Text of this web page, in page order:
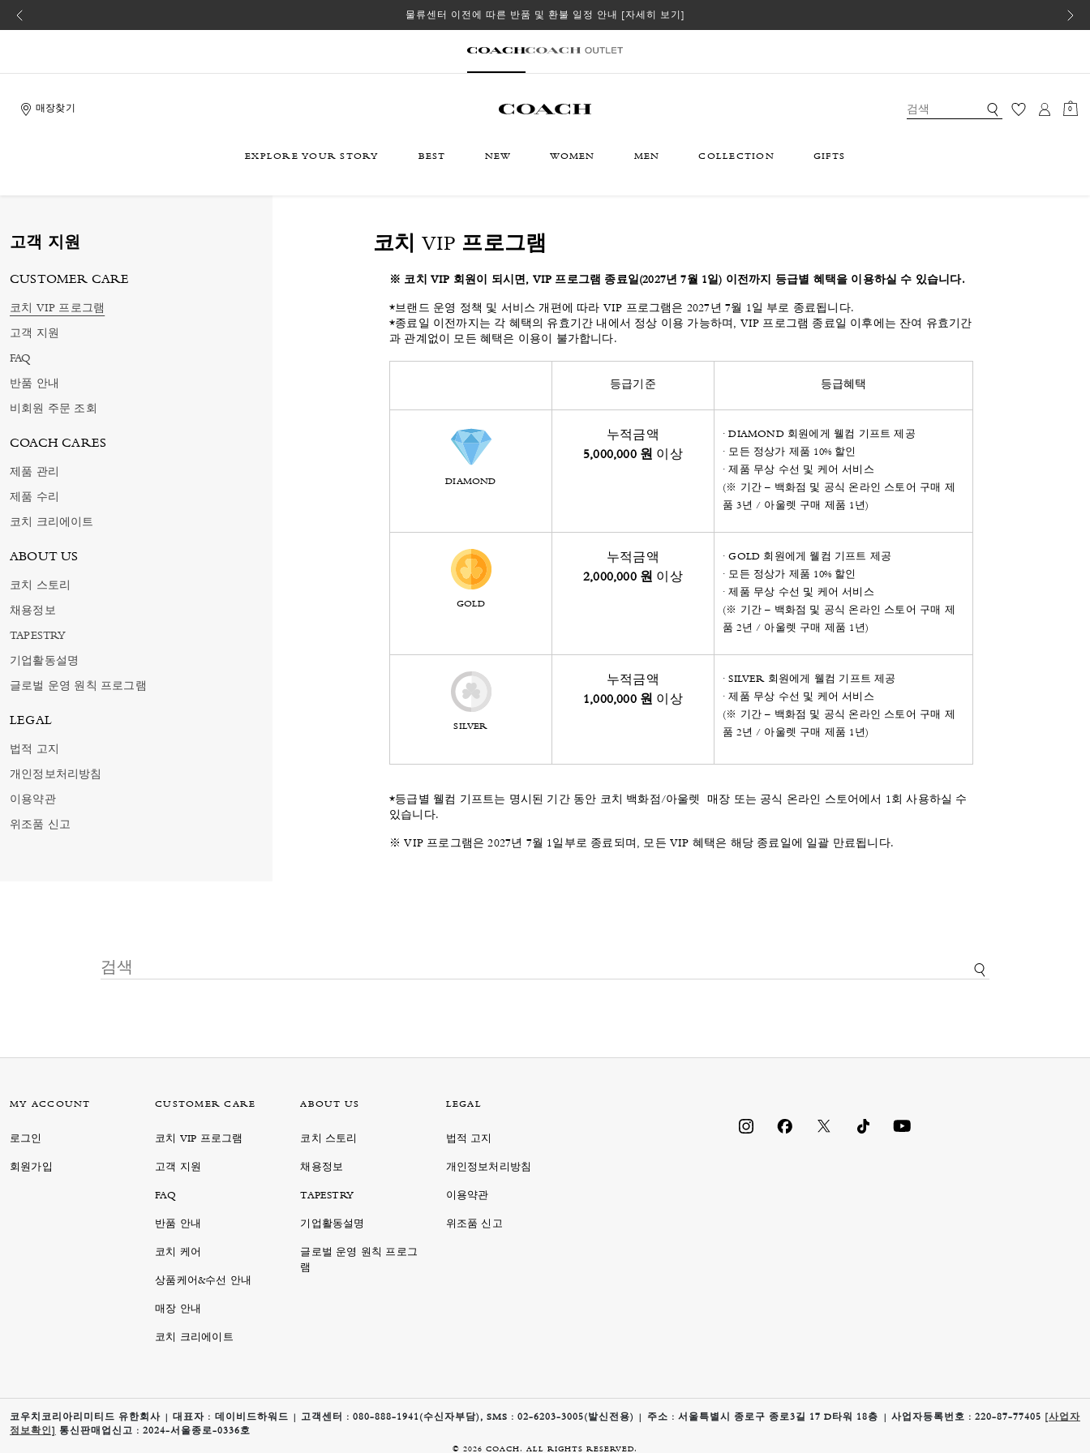
물류센터 이전에 따른 반품 및 환불 일정 안내 [자세히 보기]
매장찾기 0
EXPLORE YOUR STORY BEST NEW WOMEN MEN COLLECTION GIFTS
고객 지원
CUSTOMER CARE
코치 VIP 프로그램
고객 지원
FAQ
반품 안내
비회원 주문 조회
COACH CARES
제품 관리
제품 수리
코치 크리에이트
ABOUT US
코치 스토리
채용정보
TAPESTRY
기업활동설명
글로벌 운영 원칙 프로그램
LEGAL
법적 고지
개인정보처리방침
이용약관
위조품 신고
코치 VIP 프로그램
※ 코치 VIP 회원이 되시면, VIP 프로그램 종료일(2027년 7월 1일) 이전까지 등급별 혜택을 이용하실 수 있습니다.​
*브랜드 운영 정책 및 서비스 개편에 따라 VIP 프로그램은 2027년 7월 1일 부로 종료됩니다. ​
*종료일 이전까지는 각 혜택의 유효기간 내에서 정상 이용 가능하며, VIP 프로그램 종료일 이후에는 잔여 유효기간
과 관계없이 모든 혜택은 이용이 불가합니다.
등급기준 등급혜택
DIAMOND
누적금액
5,000,000 원 이상
· DIAMOND 회원에게 웰컴 기프트 제공​
· 모든 정상가 제품 10% 할인​
· 제품 무상 수선 및 케어 서비스​
(※ 기간 – 백화점 및 공식 온라인 스토어 구매 제
품 3년 / 아울렛 구매 제품 1년)
GOLD
누적금액
2,000,000 원 이상
· GOLD 회원에게 웰컴 기프트 제공​
· 모든 정상가 제품 10% 할인​
· 제품 무상 수선 및 케어 서비스​
(※ 기간 – 백화점 및 공식 온라인 스토어 구매 제
품 2년 / 아울렛 구매 제품 1년)
SILVER
누적금액
1,000,000 원 이상
· SILVER 회원에게 웰컴 기프트 제공​
· 제품 무상 수선 및 케어 서비스​
(※ 기간 – 백화점 및 공식 온라인 스토어 구매 제
품 2년 / 아울렛 구매 제품 1년)
*등급별 웰컴 기프트는 명시된 기간 동안 코치 백화점/아울렛 매장 또는 공식 온라인 스토어에서 1회 사용하실 수
있습니다.​
※ VIP 프로그램은 2027년 7월 1일부로 종료되며, 모든 VIP 혜택은 해당 종료일에 일괄 만료됩니다.
MY ACCOUNT
로그인
회원가입
CUSTOMER CARE
코치 VIP 프로그램
고객 지원
FAQ
반품 안내
코치 케어
상품케어&수선 안내
매장 안내
코치 크리에이트
ABOUT US
코치 스토리
채용정보
TAPESTRY
기업활동설명
글로벌 운영 원칙 프로그
램
LEGAL
법적 고지
개인정보처리방침
이용약관
위조품 신고
코우치코리아리미티드 유한회사 | 대표자 : 데이비드하워드 | 고객센터 : 080-888-1941(수신자부담), SMS : 02-6203-3005(발신전용) | 주소 : 서울특별시 종로구 종로3길 17 D타워 18층 | 사업자등록번호 : 220-87-77405
[사업자
정보확인]
통신판매업신고 : 2024-서울종로-0336호
© 2026 COACH. ALL RIGHTS RESERVED.